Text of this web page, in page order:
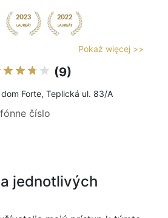
Pokaż więcej >>
(9)
Forte, Teplická ul. 83/A
číslo
jednotlivých